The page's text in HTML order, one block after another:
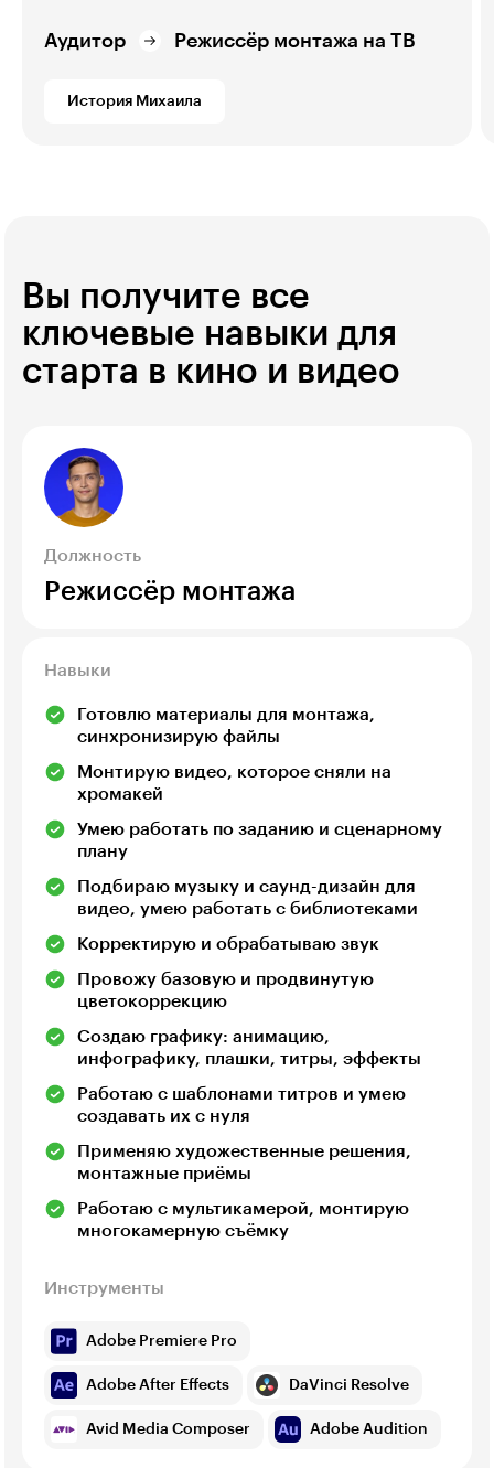
Аудитор Режиссёр монтажа на ТВ
История Михаила
Вы получите все
ключевые навыки для
старта в кино и видео
Должность
Режиссёр монтажа
Навыки
Готовлю материалы для монтажа,
синхронизирую файлы
Монтирую видео, которое сняли на
хромакей
Умею работать по заданию и сценарному
плану
Подбираю музыку и саунд-дизайн для
видео, умею работать с библиотеками
Корректирую и обрабатываю звук
Провожу базовую и продвинутую
цветокоррекцию
Создаю графику: анимацию,
инфографику, плашки, титры, эффекты
Работаю с шаблонами титров и умею
создавать их с нуля
Применяю художественные решения,
монтажные приёмы
Работаю с мультикамерой, монтирую
многокамерную съёмку
Инструменты
Adobe Premiere Pro
Adobe After Effects DaVinci Resolve
Avid Media Composer Adobe Audition